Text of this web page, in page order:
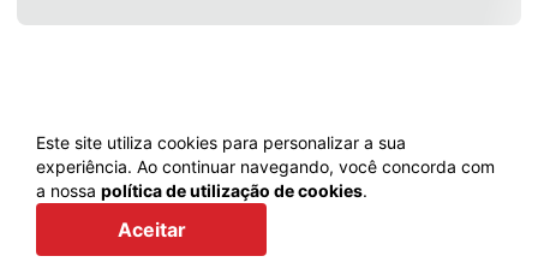
Este site utiliza cookies para personalizar a sua
experiência. Ao continuar navegando, você concorda com
a nossa política de utilização de cookies.
Aceitar